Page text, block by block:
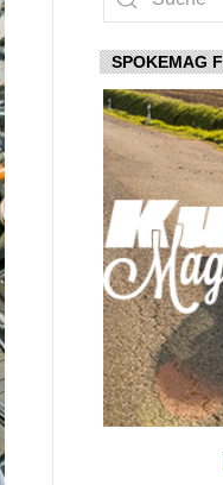
SPOKEMAG